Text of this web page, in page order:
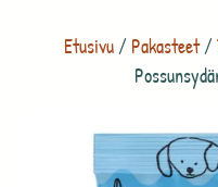
Etusivu / Pakasteet/